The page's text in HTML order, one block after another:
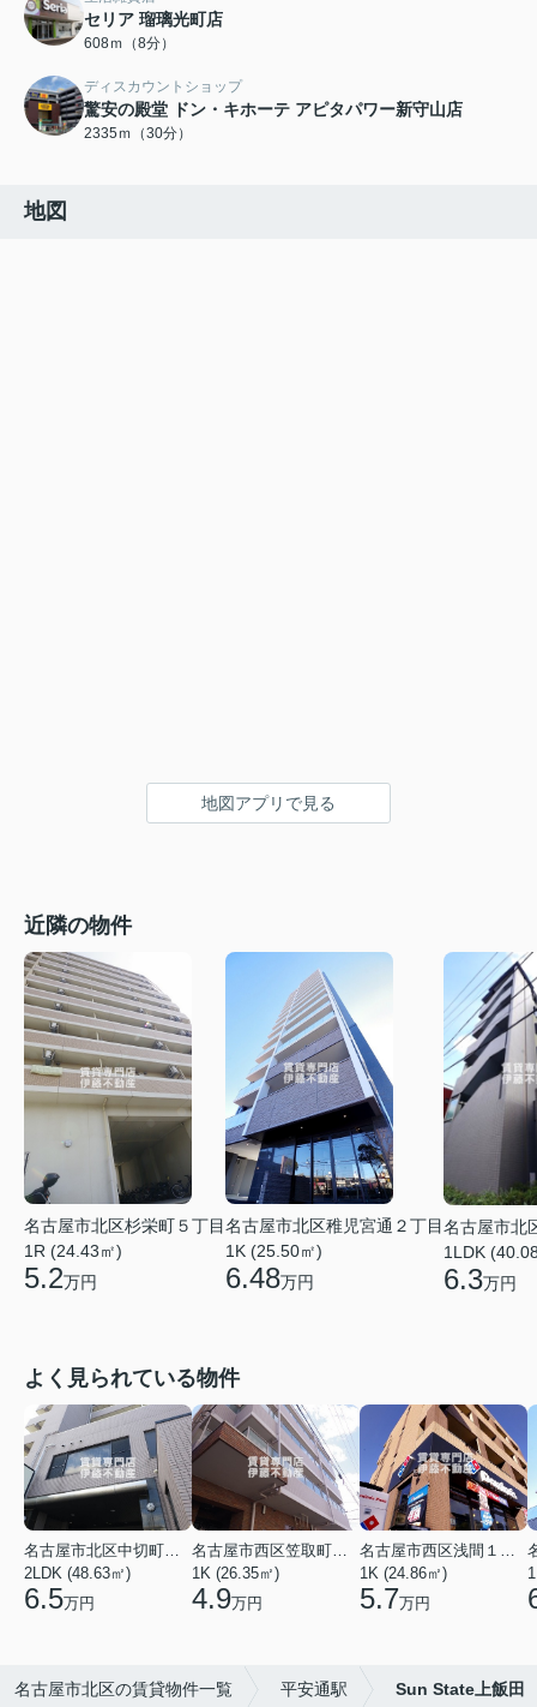
セリア 瑠璃光町店
608ｍ（8分）
ディスカウントショップ
驚安の殿堂 ドン・キホーテ アピタパワー新守山店
2335ｍ（30分）
地図
地図アプリで見る
近隣の物件
名古屋市北区杉栄町５丁目
1R (24.43㎡)
5.2万円
名古屋市北区稚児宮通２丁目
1K (25.50㎡)
6.48万円
名古屋市北
1LDK
6.3万円
よく見られている物件
名古屋市北区中切町２丁目
2LDK (48.63㎡)
6.5万円
名古屋市西区笠取町４丁目
1K (26.35㎡)
4.9万円
名古屋市西区浅間１丁目
1K (24.86㎡)
5.7万円
名古屋市北区の賃貸物件一覧 平安通駅 Sun State上飯田